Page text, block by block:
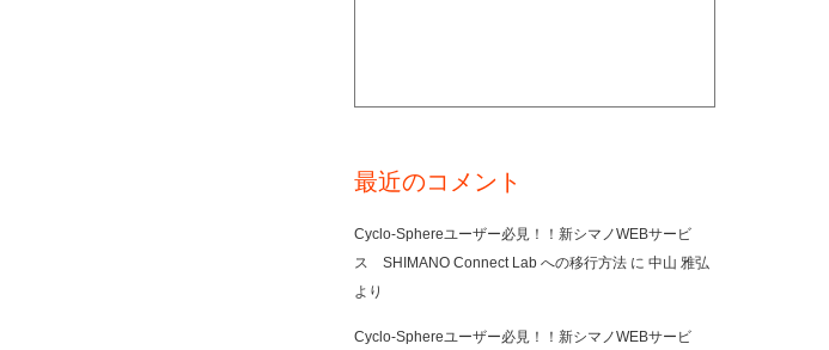
最近のコメント
Cyclo-Sphereユーザー必見！！新シマノWEBサービ
ス SHIMANO Connect Lab への移行方法 に 中山 雅弘
より
Cyclo-Sphereユーザー必見！！新シマノWEBサービ